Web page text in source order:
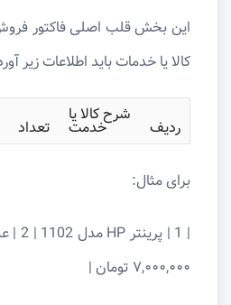
این بخش قلب اصلی فاکتور
کالا یا خدمات باید اطلاعات زیر
ردیف
شرح کالا یا
خدمت تعداد
برای مثال:
۷,۰۰۰,۰۰۰ تومان |